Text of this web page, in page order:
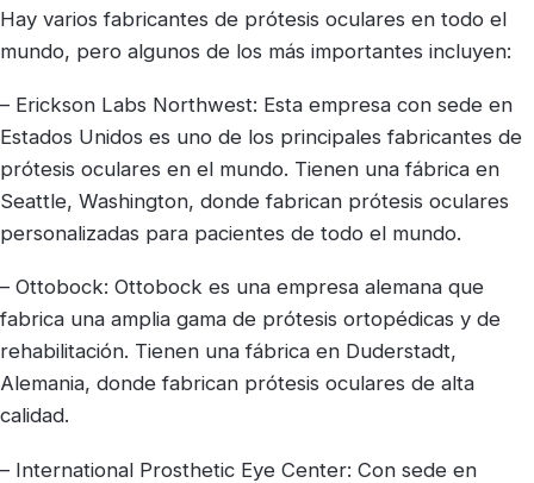
Hay varios fabricantes de prótesis oculares en todo el
mundo, pero algunos de los más importantes incluyen:
– Erickson Labs Northwest: Esta empresa con sede en
Estados Unidos es uno de los principales fabricantes de
prótesis oculares en el mundo. Tienen una fábrica en
Seattle, Washington, donde fabrican prótesis oculares
personalizadas para pacientes de todo el mundo.
– Ottobock: Ottobock es una empresa alemana que
fabrica una amplia gama de prótesis ortopédicas y de
rehabilitación. Tienen una fábrica en Duderstadt,
Alemania, donde fabrican prótesis oculares de alta
calidad.
– International Prosthetic Eye Center: Con sede en